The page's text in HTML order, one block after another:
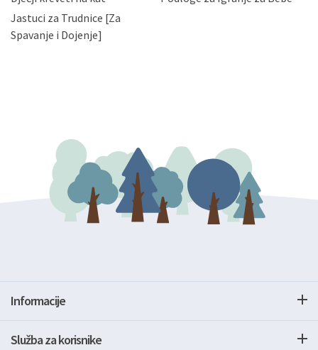
zatražiti prestanak aktivnosti obrade Vaših osobnih
podataka. Opoziv privole možete podnijeti poštom na
gore navedenu adresu ili e-mailom na adresu:
Jastuci za Trudnice [Za
Spavanje i Dojenje]
Informacije
Služba za korisnike